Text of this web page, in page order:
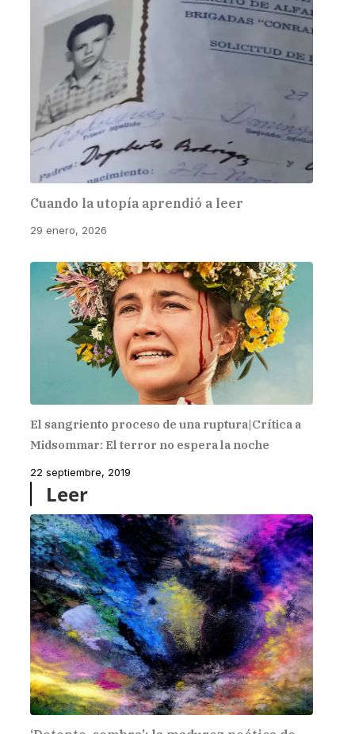
Cuando la utopía aprendió a leer
29 enero, 2026
El sangriento proceso de una ruptura|Crítica a
Midsommar: El terror no espera la noche
22 septiembre, 2019
Leer